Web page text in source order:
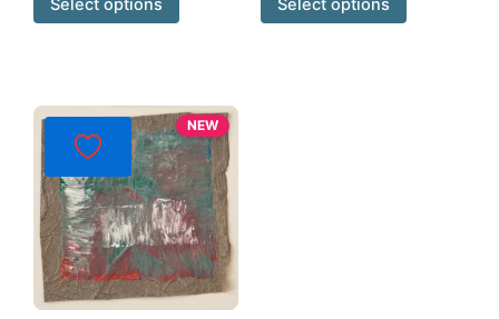
Select options Select options
NEW